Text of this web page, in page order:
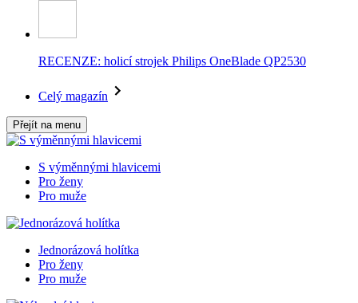
RECENZE: holicí strojek Philips OneBlade QP2530
Celý magazín
Přejít na menu
S výměnnými hlavicemi
Pro ženy
Pro muže
Jednorázová holítka
Pro ženy
Pro muže